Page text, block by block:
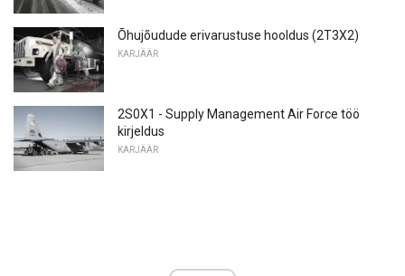
Õhujõudude erivarustuse hooldus (2T3X2)
KARJÄÄR
2S0X1 - Supply Management Air Force töö
kirjeldus
KARJÄÄR